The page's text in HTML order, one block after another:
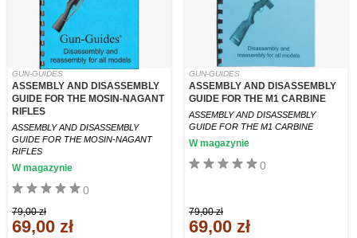
GUN-GUIDES
ASSEMBLY AND DISASSEMBLY
GUIDE FOR THE MOSIN-NAGANT
RIFLES
ASSEMBLY AND DISASSEMBLY
GUIDE FOR THE MOSIN-NAGANT
RIFLES
0
W magazynie
79,00 zł
69,00 zł
GUN-GUIDES
ASSEMBLY AND DISASSEMBLY
GUIDE FOR THE M1 CARBINE
ASSEMBLY AND DISASSEMBLY
GUIDE FOR THE M1 CARBINE
0
W magazynie
79,00 zł
69,00 zł